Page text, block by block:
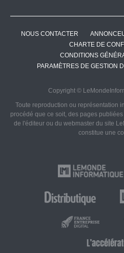
NOUS CONTACTER
CHARTE DE
CONDITIONS
PARAMÈTRES DE GESTION
Copyright ©
Toute reproduction ou représentation
procédé que ce soit, des pages
de l'éditeur ou du webmaster du site
constitue une